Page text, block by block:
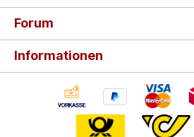
Forum
Informationen